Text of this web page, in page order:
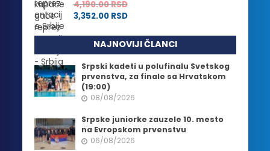
4,190.00RSD
3,352.00 RSD
NAJNOVIJI ČLANCI
Srpski kadeti u polufinalu Svetskog
prvenstva, za finale sa Hrvatskom
(19:00)
08/08/2026
Srpske juniorke zauzele 10. mesto
na Evropskom prvenstvu
06/08/2026